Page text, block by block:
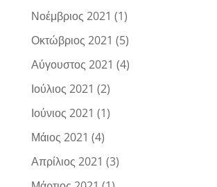
Νοέμβριος 2021 (1)
Οκτώβριος 2021 (5)
Αύγουστος 2021 (4)
Ιούλιος 2021 (2)
Ιούνιος 2021 (1)
Μάιος 2021 (4)
Απρίλιος 2021 (3)